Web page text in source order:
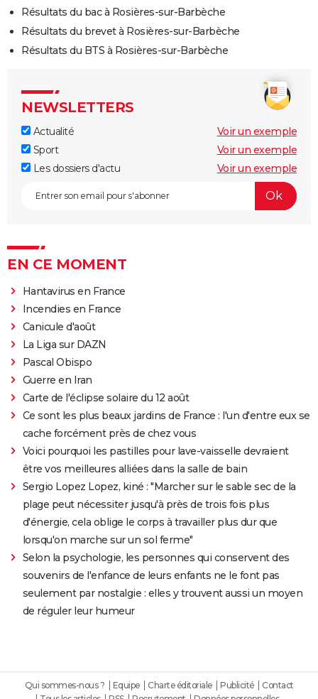
Résultats du bac à Rosières-sur-Barbèche
Résultats du brevet à Rosières-sur-Barbèche
Résultats du BTS à Rosières-sur-Barbèche
NEWSLETTERS
Actualité
Voir un exemple
Sport
Voir un exemple
Les dossiers d'actu
Voir un exemple
EN CE MOMENT
Hantavirus en France
Incendies en France
Canicule d'août
La Liga sur DAZN
Pascal Obispo
Guerre en Iran
Carte de l'éclipse solaire du 12 août
Ce sont les plus beaux jardins de France : l'un d'entre eux se
cache forcément près de chez vous
Voici pourquoi les pastilles pour lave-vaisselle devraient
être vos meilleures alliées dans la salle de bain
Sergio Lopez Lopez, kiné : "Marcher sur le sable sec de la
plage peut nécessiter jusqu'à près de trois fois plus
d'énergie, cela oblige le corps à travailler plus dur que
lorsqu'on marche sur un sol ferme"
Selon la psychologie, les personnes qui conservent des
souvenirs de l'enfance de leurs enfants ne le font pas
seulement par nostalgie : elles y trouvent aussi un moyen
de réguler leur humeur
Qui sommes-nous ? Equipe Charte éditoriale Publicité
Contact